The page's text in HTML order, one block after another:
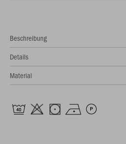
Beschreibung
Details
Material